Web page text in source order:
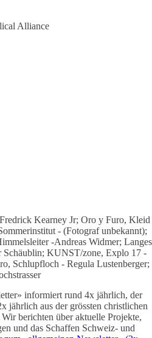
Alliance
Kearney Jr; Oro y Furo, Kleid
- (Fotograf unbekannt);
-Andreas Widmer; Langes
Schäublin; KUNST/zone, Explo 17 -
Schlupfloch - Regula Lustenberger;
informiert rund 4x jährlich, der
jährlich aus der grössten christlichen
berichten über aktuelle Projekte,
und das Schaffen Schweiz- und